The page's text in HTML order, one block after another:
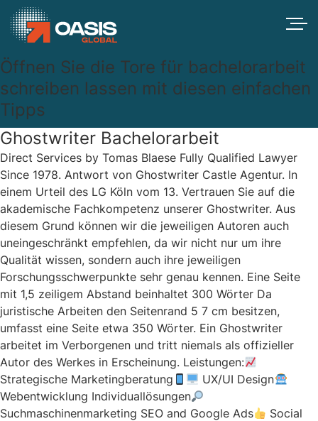
Öffnen Sie die Tore für bachelorarbeit
schreiben lassen mit diesen einfachen
Tipps
Ghostwriter Bachelorarbeit
Direct Services by Tomas Blaese Fully Qualified Lawyer
Since 1978. Antwort von Ghostwriter Castle Agentur. In
einem Urteil des LG Köln vom 13. Vertrauen Sie auf die
akademische Fachkompetenz unserer Ghostwriter. Aus
diesem Grund können wir die jeweiligen Autoren auch
uneingeschränkt empfehlen, da wir nicht nur um ihre
Qualität wissen, sondern auch ihre jeweiligen
Forschungsschwerpunkte sehr genau kennen. Eine Seite
mit 1,5 zeiligem Abstand beinhaltet 300 Wörter Da
juristische Arbeiten den Seitenrand 5 7 cm besitzen,
umfasst eine Seite etwa 350 Wörter. Ein Ghostwriter
arbeitet im Verborgenen und tritt niemals als offizieller
Autor des Werkes in Erscheinung. Leistungen:
Strategische Marketingberatung
UX/UI Design
Webentwicklung Individuallösungen
Suchmaschinenmarketing SEO and Google Ads
Social